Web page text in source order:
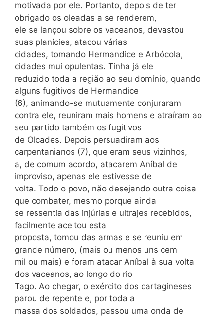
motivada por ele. Portanto, depois de ter
obrigado os oleadas a se renderem,
ele se lançou sobre os vaceanos, devastou
suas planícies, atacou várias
cidades, tomando Hermandice e Arbócola,
cidades mui opulentas. Tinha já ele
reduzido toda a região ao seu domínio, quando
alguns fugitivos de Hermandice
(6), animando-se mutuamente conjuraram
contra ele, reuniram mais homens e atraíram ao
seu partido também os fugitivos
de Olcades. Depois persuadiram aos
carpentanianos (7), que eram seus vizinhos,
a, de comum acordo, atacarem Aníbal de
improviso, apenas ele estivesse de
volta. Todo o povo, não desejando outra coisa
que combater, mesmo porque ainda
se ressentia das injúrias e ultrajes recebidos,
facilmente aceitou esta
proposta, tomou das armas e se reuniu em
grande número, (mais ou menos uns cem
mil ou mais) e foram atacar Aníbal à sua volta
dos vaceanos, ao longo do rio
Tago. Ao chegar, o exército dos cartagineses
parou de repente e, por toda a
massa dos soldados, passou uma onda de